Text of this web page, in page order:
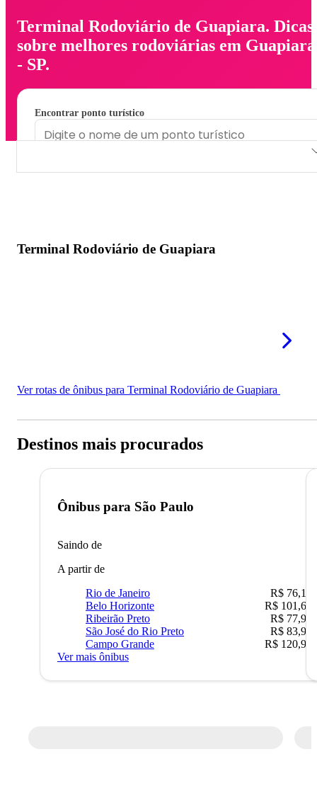
Terminal Rodoviário de Guapiara. Dicas
sobre melhores rodoviárias em Guapiara
- SP.
Encontrar ponto turístico
Terminal Rodoviário de Guapiara
Ver rotas de ônibus para Terminal Rodoviário de Guapiara
Destinos mais procurados
Ônibus para São Paulo
Saindo de
A partir de
Rio de Janeiro
R$ 76,10
Belo Horizonte
R$ 101,67
Ribeirão Preto
R$ 77,90
São José do Rio Preto
R$ 83,90
Campo Grande
R$ 120,90
Ver mais ônibus